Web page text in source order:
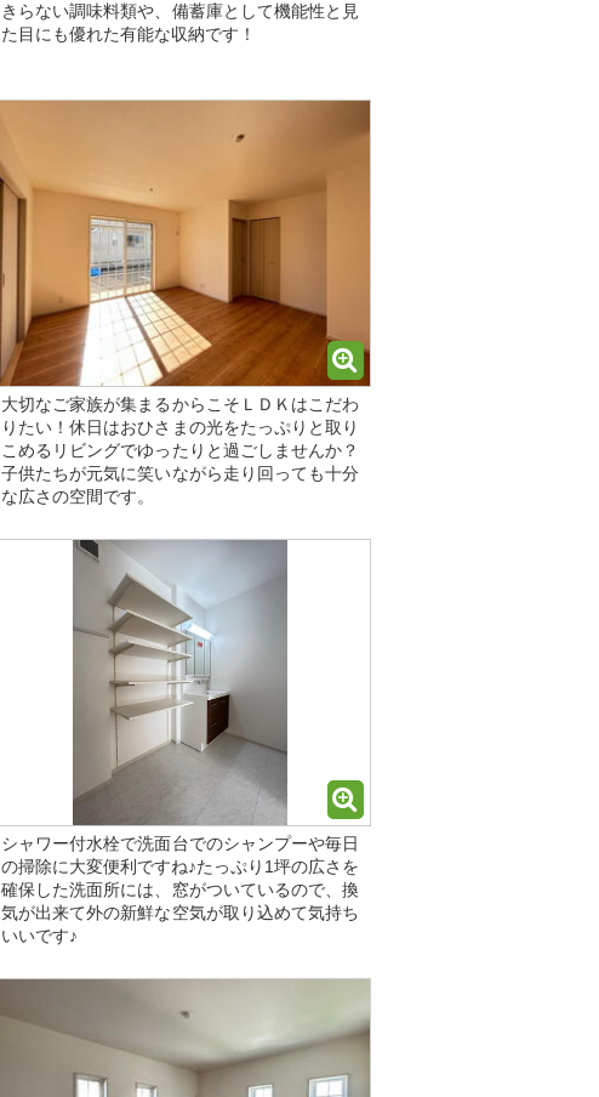
きらない調味料類や、備蓄庫として機能性と見
た目にも優れた有能な収納です！
大切なご家族が集まるからこそＬＤＫはこだわ
りたい！休日はおひさまの光をたっぷりと取り
こめるリビングでゆったりと過ごしませんか？
子供たちが元気に笑いながら走り回っても十分
な広さの空間です。
シャワー付水栓で洗面台でのシャンプーや毎日
の掃除に大変便利ですね♪たっぷり1坪の広さを
確保した洗面所には、窓がついているので、換
気が出来て外の新鮮な空気が取り込めて気持ち
いいです♪